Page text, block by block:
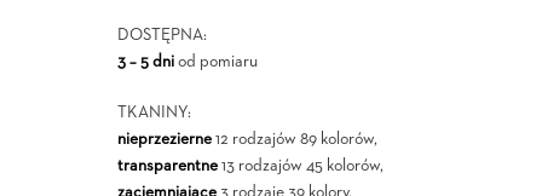
DOSTĘPNA:
3 – 5 dniod pomiaru
TKANINY:
nieprzezierne12 rodzajów 89 kolorów,
transparentne13 rodzajów 45 kolorów,
zaciemniające3 rodzaje 39 kolory,